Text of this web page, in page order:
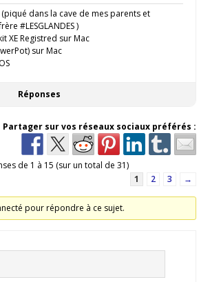
(piqué dans la cave de mes parents et
#LESGLANDES )
XE Registred sur Mac
sur Mac
Réponses
Partager sur vos réseaux sociaux préférés :
de 1 à 15 (sur un total de 31)
1
2 3 →
pour répondre à ce sujet.